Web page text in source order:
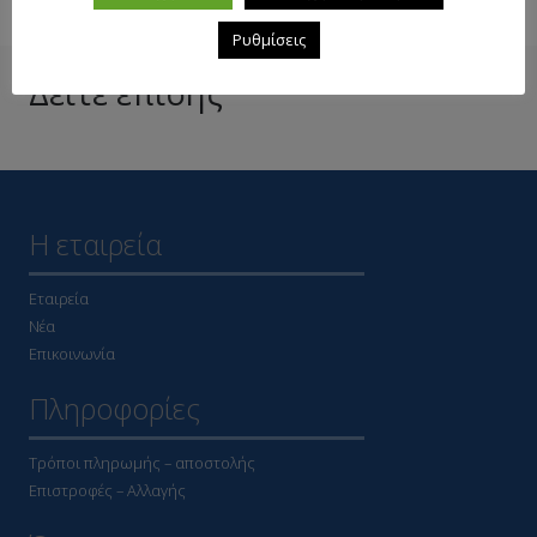
Δείτε επίσης
Η εταιρεία
Εταιρεία
Νέα
Επικοινωνία
Πληροφορίες
Τρόποι πληρωμής – αποστολής
Επιστροφές – Αλλαγής
Ρυθμίσεις